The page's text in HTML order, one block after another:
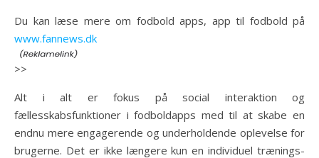
Du kan læse mere om fodbold apps, app til fodbold på
www.fannews.dk
>>
Alt i alt er fokus på social interaktion og
fællesskabsfunktioner i fodboldapps med til at skabe en
endnu mere engagerende og underholdende oplevelse for
brugerne. Det er ikke længere kun en individuel trænings-